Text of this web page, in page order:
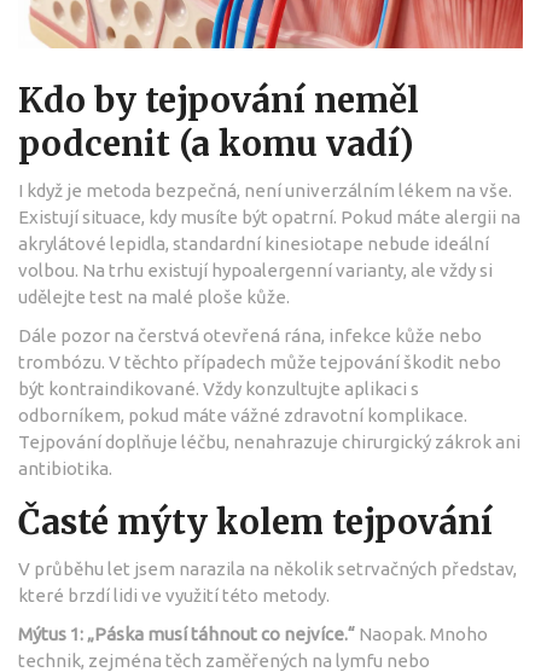
Kdo by tejpování neměl
podcenit (a komu vadí)
I když je metoda bezpečná, není univerzálním lékem na vše.
Existují situace, kdy musíte být opatrní. Pokud máte alergii na
akrylátové lepidla, standardní kinesiotape nebude ideální
volbou. Na trhu existují hypoalergenní varianty, ale vždy si
udělejte test na malé ploše kůže.
Dále pozor na čerstvá otevřená rána, infekce kůže nebo
trombózu. V těchto případech může tejpování škodit nebo
být kontraindikované. Vždy konzultujte aplikaci s
odborníkem, pokud máte vážné zdravotní komplikace.
Tejpování doplňuje léčbu, nenahrazuje chirurgický zákrok ani
antibiotika.
Časté mýty kolem tejpování
V průběhu let jsem narazila na několik setrvačných představ,
které brzdí lidi ve využití této metody.
Mýtus 1: „Páska musí táhnout co nejvíce.“ Naopak. Mnoho
technik, zejména těch zaměřených na lymfu nebo